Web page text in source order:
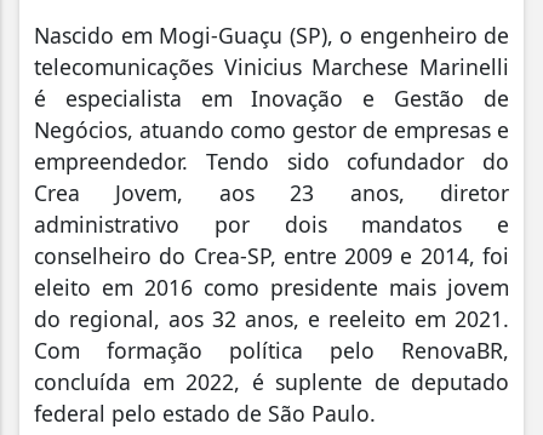
Nascido em Mogi-Guaçu (SP), o engenheiro de
telecomunicações Vinicius Marchese Marinelli
é especialista em Inovação e Gestão de
Negócios, atuando como gestor de empresas e
empreendedor. Tendo sido cofundador do
Crea Jovem, aos 23 anos, diretor
administrativo por dois mandatos e
conselheiro do Crea-SP, entre 2009 e 2014, foi
eleito em 2016 como presidente mais jovem
do regional, aos 32 anos, e reeleito em 2021.
Com formação política pelo RenovaBR,
concluída em 2022, é suplente de deputado
federal pelo estado de São Paulo.